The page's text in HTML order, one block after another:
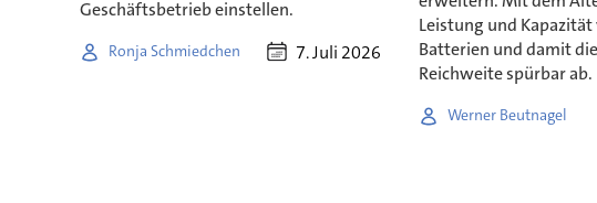
Geschäftsbetrieb einstellen.
Ronja Schmiedchen 7. Juli 2026
Leistung und
Batterien und damit
Reichweite spürbar ab.
Werner Beutnagel